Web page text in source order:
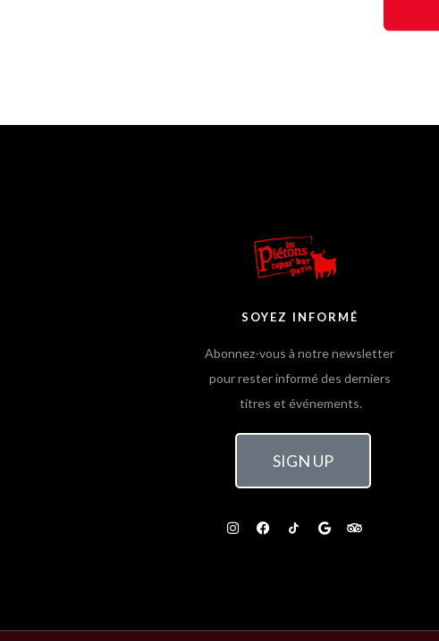
SOYEZ INFORMÉ
Abonnez-vous à notre newsletter
pour rester informé des derniers
titres et événements.
SIGN UP